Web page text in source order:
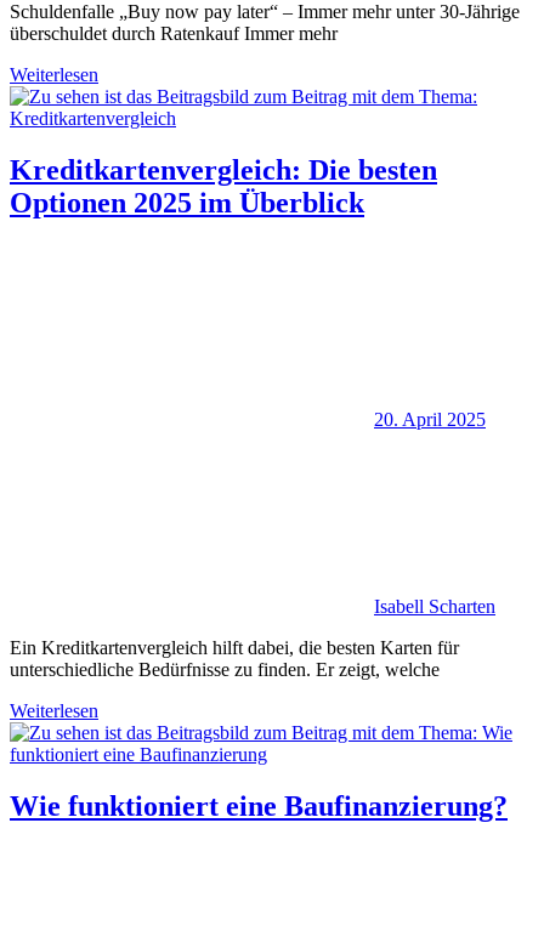
Schuldenfalle „Buy now pay later“ – Immer mehr unter 30-Jährige
überschuldet durch Ratenkauf Immer mehr
Weiterlesen
Kreditkartenvergleich: Die besten
Optionen 2025 im Überblick
20. April 2025
Isabell Scharten
Ein Kreditkartenvergleich hilft dabei, die besten Karten für
unterschiedliche Bedürfnisse zu finden. Er zeigt, welche
Weiterlesen
Wie funktioniert eine Baufinanzierung?